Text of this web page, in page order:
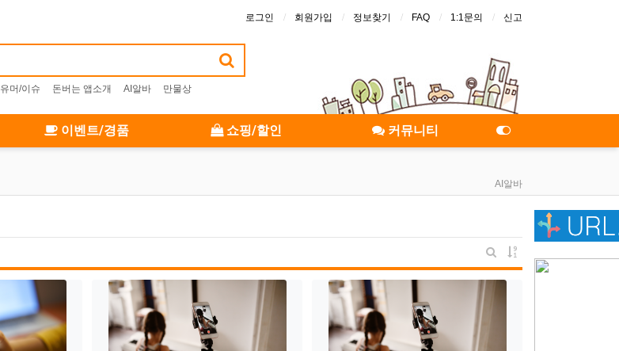
로그인 회원가입 정보찾기 FAQ 1:1문의 신고
유머/이슈 돈버는 앱소개 AI알바 만물상
이벤트/경품 쇼핑/할인 커뮤니티
AI알바
게시판 검색
게시물 정렬